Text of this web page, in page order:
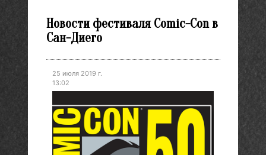
Новости фестиваля Comic-Con в
Сан-Диего
25 июля 2019 г.
13:02